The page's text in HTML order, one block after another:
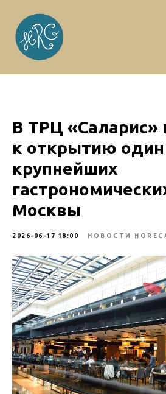
В ТРЦ «Саларис»
к открытию один
крупнейших
Москвы
2026-06-17 18:00 НОВОСТИ